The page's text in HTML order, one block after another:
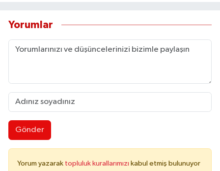
Yorumlar
Gönder
Yorum yazarak topluluk kurallarımızı kabul etmiş bulunuyor